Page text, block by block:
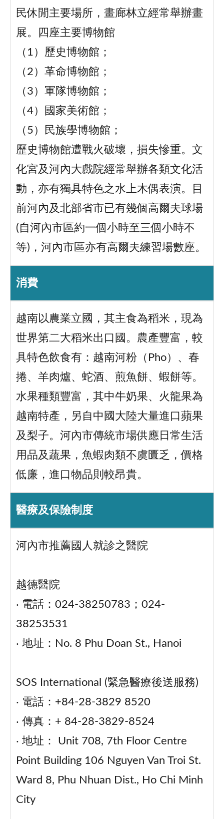
民休閒主要場所，畫廊林立經常舉辦畫
展。四座主要博物館
（1）歷史博物館；
（2）革命博物館；
（3）軍隊博物館；
（4）國家美術館；
（5）民族學博物館；
歷史博物館遭戰火破壞，損失慘重。文
化宮及河內大戲院經常舉辦各類文化活
動，亦有獨具特色之水上木偶表演。目
前河內及北部省市已有幾個高爾夫球場
(自河內市區約一個小時至三個小時不
等)，河內市區亦有高爾夫練習場數座。
消費
越南以農業立國，其主食為稻米，現為
世界第二大稻米出口國。農產豐富，較
具特色飲食有：越南河粉（Pho）、春
捲、羊肉爐、蛇酒、煎魚餅、蝦餅等。
水果種類豐富，其中牛奶果、火龍果為
越南特產，另自中國大陸大量進口蘋果
及梨子。河內市傳統市場供應日常生活
用品及蔬果，魚蝦肉類不虞匱乏，價格
低廉，進口物品則較昂貴。
醫療及保險制度
河內市推薦國人就診之醫院
越德醫院
‧ 電話：024-38250783；024-
38253531
‧ 地址：No. 8 Phu Doan St., Hanoi
SOS International (緊急醫療後送服務)
‧ 電話：+84-28-3829 8520
‧ 傳真：+ 84-28-3829-8524
‧ 地址： Unit 708, 7th Floor Centre
Point Building 106 Nguyen Van Troi St.
Ward 8, Phu Nhuan Dist., Ho Chi Minh
City